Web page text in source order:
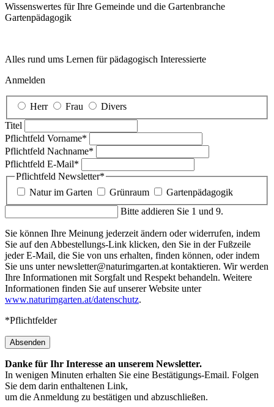
Wissenswertes für Ihre Gemeinde und die Gartenbranche
Garten­pädagogik
Alles rund ums Lernen für pädagogisch Interessierte
Anmelden
Herr Frau
Divers
Titel
Pflichtfeld Vorname*
Pflichtfeld Nachname*
Pflichtfeld E-Mail*
Pflichtfeld Newsletter*
Natur im Garten
Grünraum
Gartenpädagogik
Bitte addieren Sie 1 und 9.
Sie können Ihre Meinung jederzeit ändern oder widerrufen, indem
Sie auf den Abbestellungs-Link klicken, den Sie in der Fußzeile
jeder E-Mail, die Sie von uns erhalten, finden können, oder indem
Sie uns unter newsletter@naturimgarten.at kontaktieren. Wir werden
Ihre Informationen mit Sorgfalt und Respekt behandeln. Weitere
Informationen finden Sie auf unserer Website unter
www.naturimgarten.at/datenschutz.
*Pflichtfelder
Absenden
Danke für Ihr Interesse an unserem Newsletter.
In wenigen Minuten erhalten Sie eine Bestätigungs-Email. Folgen
Sie dem darin enthaltenen Link,
um die Anmeldung zu bestätigen und abzuschließen.